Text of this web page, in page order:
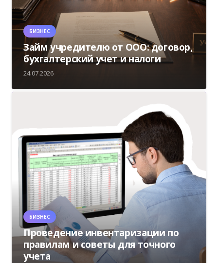
БИЗНЕС
Займ учредителю от ООО: договор,
бухгалтерский учет и налоги
24.07.2026
БИЗНЕС
Проведение инвентаризации по
правилам и советы для точного
учета